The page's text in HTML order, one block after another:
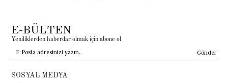
E-BÜLTEN
Yeniliklerden haberdar olmak için abone ol
Gönder
SOSYAL MEDYA